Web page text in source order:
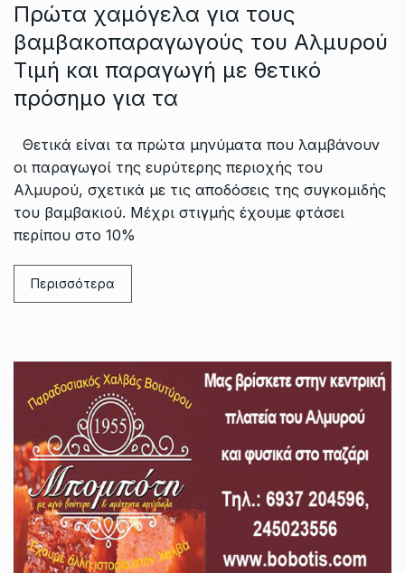
Πρώτα χαμόγελα για τους
βαμβακοπαραγωγούς του Αλμυρού
Τιμή και παραγωγή με θετικό
πρόσημο για τα
Θετικά είναι τα πρώτα μηνύματα που λαμβάνουν
οι παραγωγοί της ευρύτερης περιοχής του
Αλμυρού, σχετικά με τις αποδόσεις της συγκομιδής
του βαμβακιού. Μέχρι στιγμής έχουμε φτάσει
περίπου στο 10%
Περισσότερα